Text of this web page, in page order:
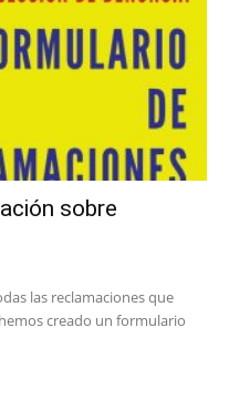
sobre
las reclamaciones que
creado un formulario